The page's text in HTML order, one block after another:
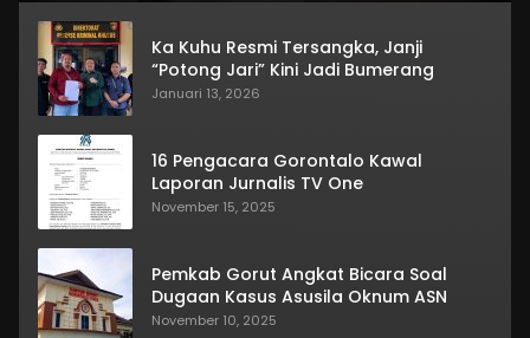
Ka Kuhu Resmi Tersangka, Janji
“Potong Jari” Kini Jadi Bumerang
Januari 13, 2026
16 Pengacara Gorontalo Kawal
Laporan Jurnalis TV One
November 15, 2025
Pemkab Gorut Angkat Bicara Soal
Dugaan Kasus Asusila Oknum ASN
November 10, 2025